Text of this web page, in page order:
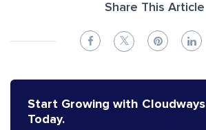
Share This Article
Start Growing with Cloudways
Today.